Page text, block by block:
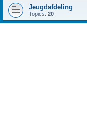
Jeugdafdeling
Topics: 20